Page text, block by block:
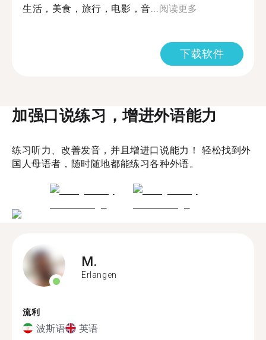
生活，美食，旅行，电影，音... 阅读更多
下载软件
加强口说练习，增进外语能力
练习听力、改善发音，并且增进口说能力！ 轻松找到外
国人母语者，随时随地都能练习各种外语。
M.
Erlangen
流利
波斯语 英语